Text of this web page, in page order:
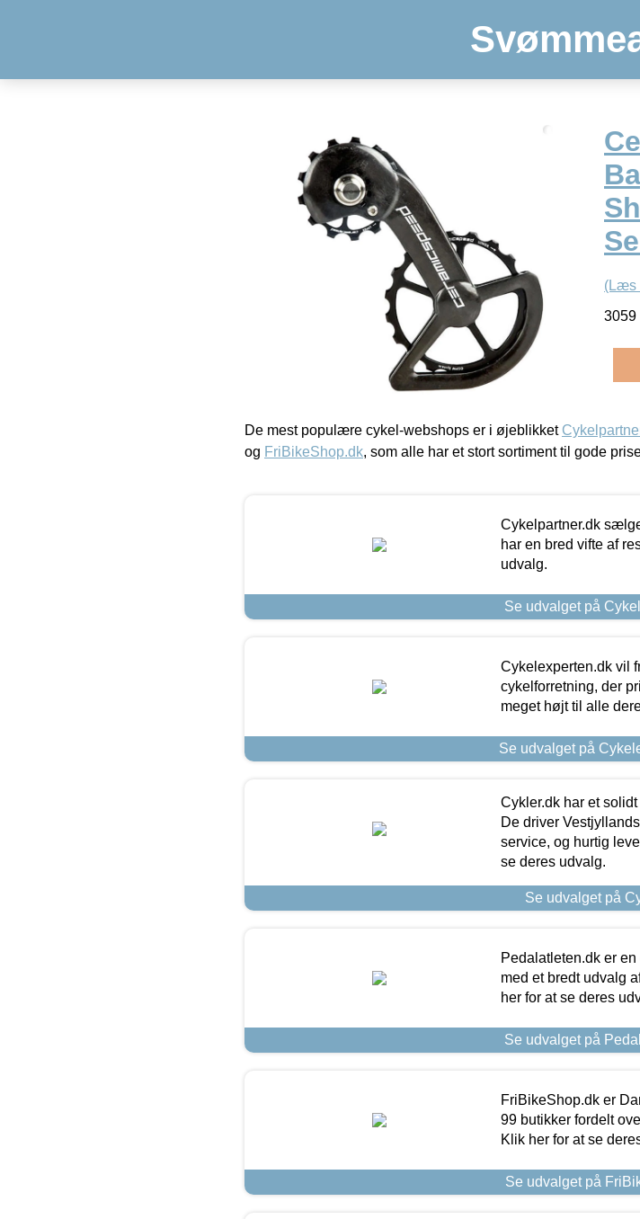
(Læs
3059
De mest populære cykel-webshops er i øjeblikket
og FriBikeShop.dk, som alle har et stort sortiment til gode
Cykelpartner.dk
har en bred vifte af
udvalg.
Se udvalget på
Cykelexperten.dk vil
cykelforretning, der
meget højt til alle
Se udvalget på
Cykler.dk har et
De driver
service, og hurtig
se deres udvalg.
Se udvalget på
Pedalatleten.dk er
med et bredt udvalg
her for at se deres
Se udvalget på
FriBikeShop.dk er
99 butikker fordelt
Klik her for at se
Se udvalget på